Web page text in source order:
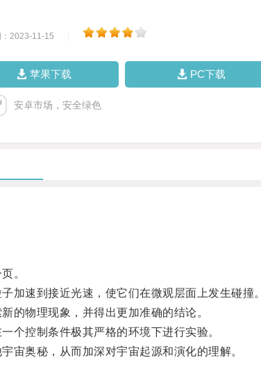
：2023-11-15
苹果下载 PC下载
安卓市场，安全绿色
。
速到接近光速，使它们在微观层面上发生碰撞。
物理现象，并得出更加准确的结论。
控制条件极其严格的环境下进行实验。
奥秘，从而加深对宇宙起源和演化的理解。